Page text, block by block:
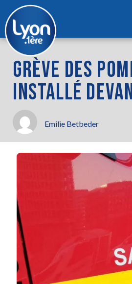
GRÈVE DES
INSTALLÉ
Emilie Betbeder